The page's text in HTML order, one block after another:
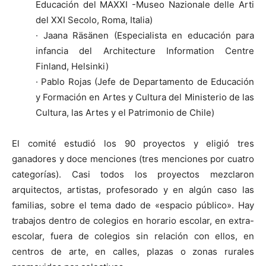
Educación del MAXXI -Museo Nazionale delle Arti
del XXI Secolo, Roma, Italia)
· Jaana Räsänen (Especialista en educación para
infancia del Architecture Information Centre
Finland, Helsinki)
· Pablo Rojas (Jefe de Departamento de Educación
y Formación en Artes y Cultura del Ministerio de las
Cultura, las Artes y el Patrimonio de Chile)
El comité estudió los 90 proyectos y eligió tres
ganadores y doce menciones (tres menciones por cuatro
categorías). Casi todos los proyectos mezclaron
arquitectos, artistas, profesorado y en algún caso las
familias, sobre el tema dado de «espacio público». Hay
trabajos dentro de colegios en horario escolar, en extra-
escolar, fuera de colegios sin relación con ellos, en
centros de arte, en calles, plazas o zonas rurales